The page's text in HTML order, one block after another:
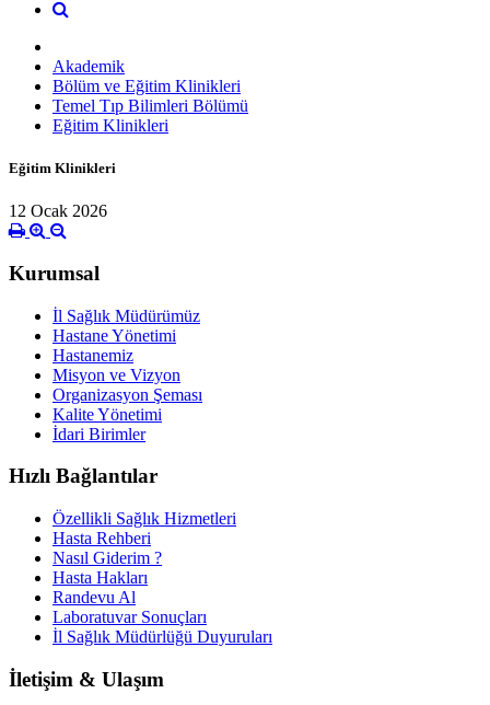
Akademik
Bölüm ve Eğitim Klinikleri
Temel Tıp Bilimleri Bölümü
Eğitim Klinikleri
Eğitim Klinikleri
12 Ocak 2026
Kurumsal
İl Sağlık Müdürümüz
Hastane Yönetimi
Hastanemiz
Misyon ve Vizyon
Organizasyon Şeması
Kalite Yönetimi
İdari Birimler
Hızlı Bağlantılar
Özellikli Sağlık Hizmetleri
Hasta Rehberi
Nasıl Giderim ?
Hasta Hakları
Randevu Al
Laboratuvar Sonuçları
İl Sağlık Müdürlüğü Duyuruları
İletişim & Ulaşım